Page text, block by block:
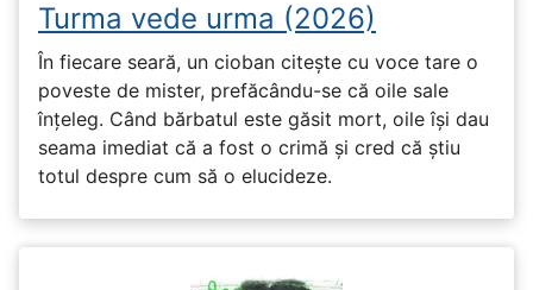
Turma vede urma (2026)
În fiecare seară, un cioban citește cu voce tare o
poveste de mister, prefăcându-se că oile sale
înțeleg. Când bărbatul este găsit mort, oile își dau
seama imediat că a fost o crimă și cred că știu
totul despre cum să o elucideze.